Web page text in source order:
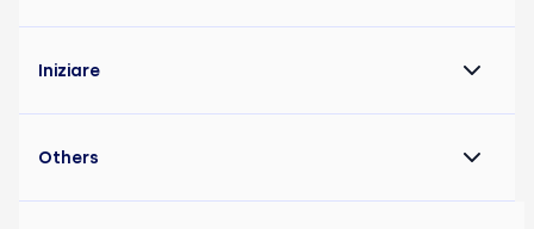
Iniziare
Others